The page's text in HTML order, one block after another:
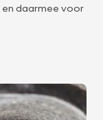
en daarmee voor